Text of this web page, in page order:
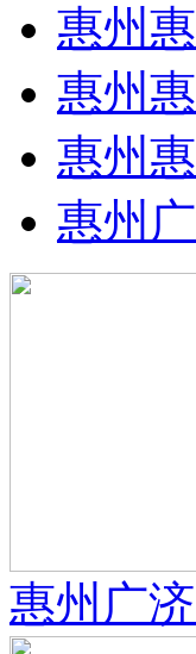
惠州
惠州
惠州
惠州
惠州广